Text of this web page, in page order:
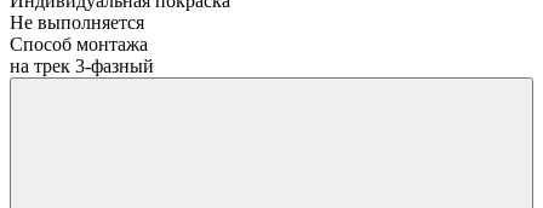
Не выполняется
Способ монтажа
на трек 3-фазный